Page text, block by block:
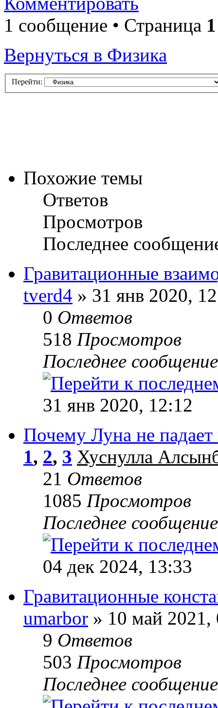
1 сообщение • Страница 1
Вернуться в Физика
Перейти:
Похожие темы
Ответов
Просмотров
Последнее
Гравитационные
tverd4 » 31 янв 2020,
0 Ответов
518 Просмотров
Последнее
31 янв 2020, 12:12
Почему Луна не
1, 2, 3 Хуснулла
21 Ответов
1085 Просмотров
Последнее
04 дек 2024, 13:33
Гравитационные
umarbor » 10 май 2021,
9 Ответов
503 Просмотров
Последнее